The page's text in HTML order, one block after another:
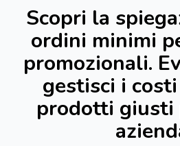
Scopri la
ordini minimi
promozionali.
gestisci i
prodotti giusti